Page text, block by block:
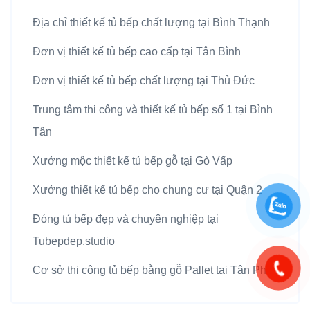
Địa chỉ thiết kế tủ bếp chất lượng tại Bình Thạnh
Đơn vị thiết kế tủ bếp cao cấp tại Tân Bình
Đơn vị thiết kế tủ bếp chất lượng tại Thủ Đức
Trung tâm thi công và thiết kế tủ bếp số 1 tại Bình
Tân
Xưởng mộc thiết kế tủ bếp gỗ tại Gò Vấp
Xưởng thiết kế tủ bếp cho chung cư tại Quận 2
Đóng tủ bếp đẹp và chuyên nghiệp tại
Tubepdep.studio
Cơ sở thi công tủ bếp bằng gỗ Pallet tại Tân Phú